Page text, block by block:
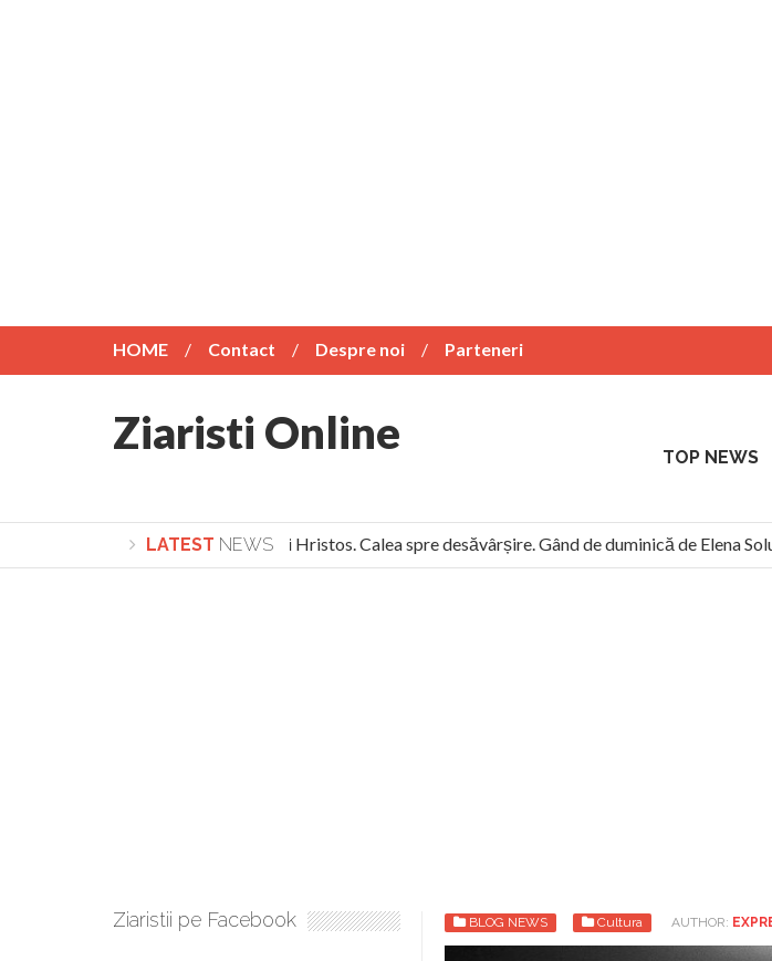
HOME Contact Despre noi Parteneri
Ziaristi Online TOP NEWS
LATEST NEWS
Lepădarea de sine și urmarea lui Hristos. Calea spre desăvârșire. Gând de duminică de Elena
Turnătorul DIE Lucian Boia înjură din nou poporul român: “românii sunt slavi, nu latini”. Fostul
BLOG NEWS Cultura AUTHOR:
Ziaristii pe Facebook